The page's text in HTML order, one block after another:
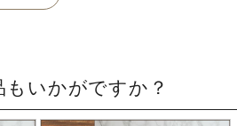
もいかがですか？